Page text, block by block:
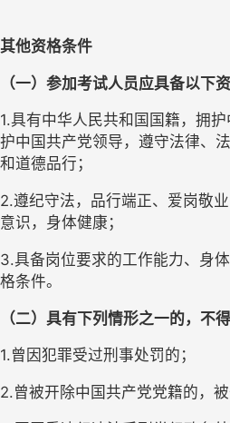
其他资格条件
（一）参加考试人员应具备以下
1.具有中华人民共和国国籍，拥
护中国共产党领导，遵守法律、
和道德品行；
2.遵纪守法，品行端正、爱岗敬
意识，身体健康；
3.具备岗位要求的工作能力、身
格条件。
（二）具有下列情形之一的，不
1.曾因犯罪受过刑事处罚的；
2.曾被开除中国共产党党籍的，